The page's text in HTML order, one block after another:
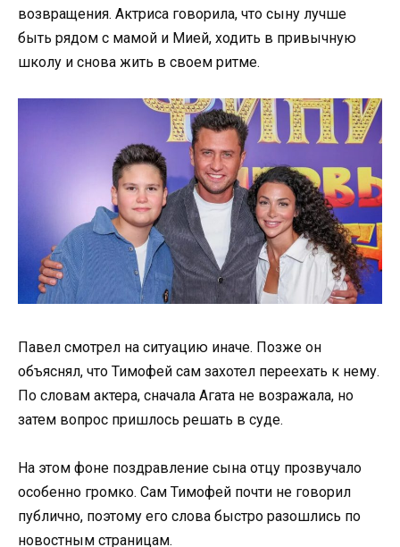
возвращения. Актриса говорила, что сыну лучше
быть рядом с мамой и Мией, ходить в привычную
школу и снова жить в своем ритме.
Павел смотрел на ситуацию иначе. Позже он
объяснял, что Тимофей сам захотел переехать к нему.
По словам актера, сначала Агата не возражала, но
затем вопрос пришлось решать в суде.
На этом фоне поздравление сына отцу прозвучало
особенно громко. Сам Тимофей почти не говорил
публично, поэтому его слова быстро разошлись по
новостным страницам.